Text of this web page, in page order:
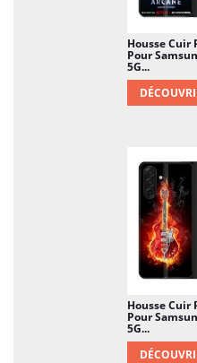
Housse
Pour
5G...
Housse
Pour
5G...